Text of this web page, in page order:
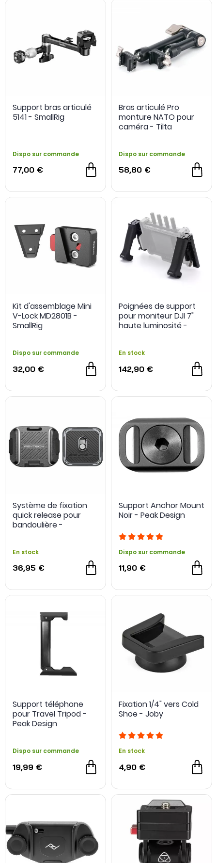
Support bras articulé
5141 - SmallRig
Dispo sur commande
77,00 €
Bras articulé Pro
monture NATO pour
caméra - Tilta
Dispo sur commande
58,80 €
Kit d'assemblage Mini
V-Lock MD2801B -
SmallRig
Dispo sur commande
32,00 €
Poignées de support
pour moniteur DJI 7"
haute luminosité -
En stock
142,90 €
Système de fixation
quick release pour
bandoulière -
En stock
36,95 €
Support Anchor Mount
Noir - Peak Design
Dispo sur commande
11,90 €
Support téléphone
pour Travel Tripod -
Peak Design
Dispo sur commande
19,99 €
Fixation 1/4" vers Cold
Shoe - Joby
En stock
4,90 €